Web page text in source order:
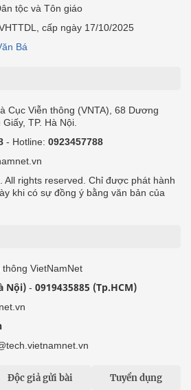
tộc và Tôn giáo
cấp ngày 17/10/2025
Bá
Cục Viễn thông (VNTA), 68 Dương
TP. Hà Nội.
- Hotline: 0923457788
All rights reserved. Chỉ được phát hành
khi có sự đồng ý bằng văn bản của
VietNamNet
Nội) - 0919435885 (Tp.HCM)
Độc giả gửi bài Tuyển dụng